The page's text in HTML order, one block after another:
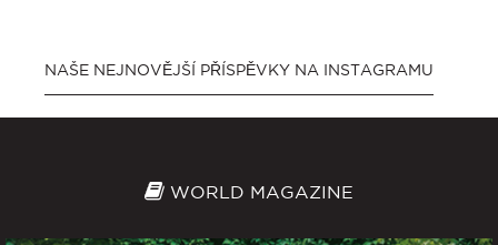
NAŠE NEJNOVĚJŠÍ PŘÍSPĚVKY NA INSTAGRAMU
WORLD MAGAZINE